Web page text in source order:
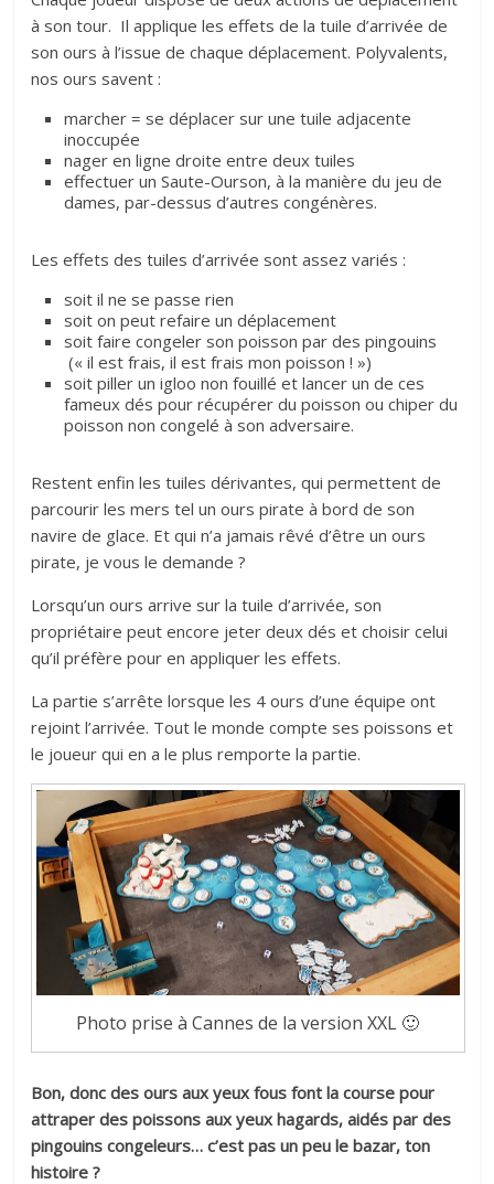
à son tour. Il applique les effets de la tuile d’arrivée de
son ours à l’issue de chaque déplacement. Polyvalents,
nos ours savent :
marcher = se déplacer sur une tuile adjacente
inoccupée
nager en ligne droite entre deux tuiles
effectuer un Saute-Ourson, à la manière du jeu de
dames, par-dessus d’autres congénères.
Les effets des tuiles d’arrivée sont assez variés :
soit il ne se passe rien
soit on peut refaire un déplacement
soit faire congeler son poisson par des pingouins
(« il est frais, il est frais mon poisson ! »)
soit piller un igloo non fouillé et lancer un de ces
fameux dés pour récupérer du poisson ou chiper du
poisson non congelé à son adversaire.
Restent enfin les tuiles dérivantes, qui permettent de
parcourir les mers tel un ours pirate à bord de son
navire de glace. Et qui n’a jamais rêvé d’être un ours
pirate, je vous le demande ?
Lorsqu’un ours arrive sur la tuile d’arrivée, son
propriétaire peut encore jeter deux dés et choisir celui
qu’il préfère pour en appliquer les effets.
La partie s’arrête lorsque les 4 ours d’une équipe ont
rejoint l’arrivée. Tout le monde compte ses poissons et
le joueur qui en a le plus remporte la partie.
Photo prise à Cannes de la version XXL 🙂
Bon, donc des ours aux yeux fous font la course pour
attraper des poissons aux yeux hagards, aidés par des
pingouins congeleurs… c’est pas un peu le bazar, ton
histoire ?